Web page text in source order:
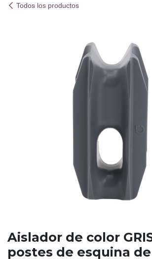
Todos los productos
Aislador de color
postes de esquina